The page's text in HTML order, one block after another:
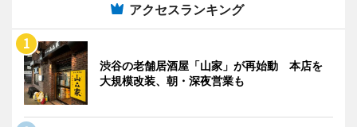
アクセスランキング
渋谷の老舗居酒屋「山家」が再始動 本店を
大規模改装、朝・深夜営業も